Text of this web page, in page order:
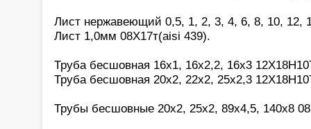
Лист нержавеющий 0,5, 1, 2, 3, 4, 6, 8, 10, 12,
Лист 1,0мм 08Х17т(aisi 439).
Труба бесшовная 16х1, 16х2,2, 16х3
Труба бесшовная 20х2, 22х2, 25х2,3
Трубы бесшовные 20х2, 25х2, 89х4,5, 140х8